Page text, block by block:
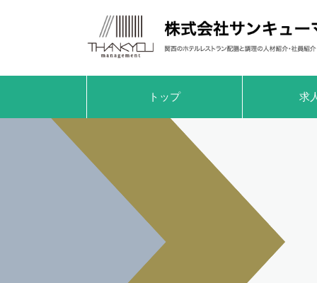
トップ 求